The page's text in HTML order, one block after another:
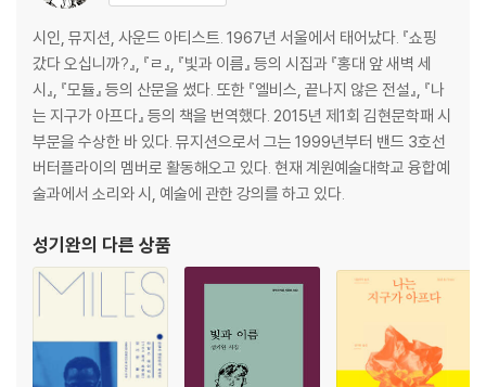
킹스턴 루디스카, 잔치 스카의 탄생
복숭아, 느슨한 전체
장기하와 얼굴들, 찌질이 세대의 거울
휘루, 넌 날았구나 넌 살겠구나
편의점에서 너를 보았다
새벽 세 시, 형광등 불빛
바코드와 유통기한
감시 카메라
종이컵의 가벼움
컵라면 1
코카콜라
콘돔
캔과 포스트 잇
시인, 뮤지션, 사운드 아티스트. 1967년 서울에서 태어났다. 『쇼핑
갔다 오십니까?』, 『ㄹ』, 『빛과 이름』 등의 시집과 『홍대 앞 새벽 세
시』, 『모듈』 등의 산문을 썼다. 또한 『엘비스, 끝나지 않은 전설』, 『나
는 지구가 아프다』 등의 책을 번역했다. 2015년 제1회 김현문학패 시
부문을 수상한 바 있다. 뮤지션으로서 그는 1999년부터 밴드 3호선
버터플라이의 멤버로 활동해오고 있다. 현재 계원예술대학교 융합예
술과에서 소리와 시, 예술에 관한 강의를 하고 있다.
성기완의 다른 상품